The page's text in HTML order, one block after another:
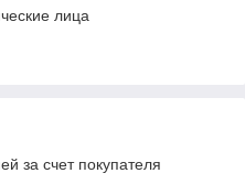
лица
за счет покупателя